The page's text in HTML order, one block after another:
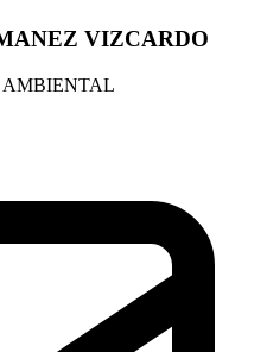
VIZCARDO
AMBIENTAL